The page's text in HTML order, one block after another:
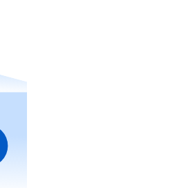
presente das suas marcas favoritas
presente